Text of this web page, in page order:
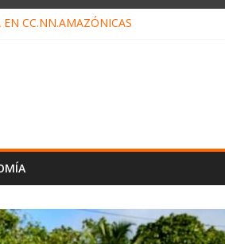
EN CC.NN.AMAZÓNICAS